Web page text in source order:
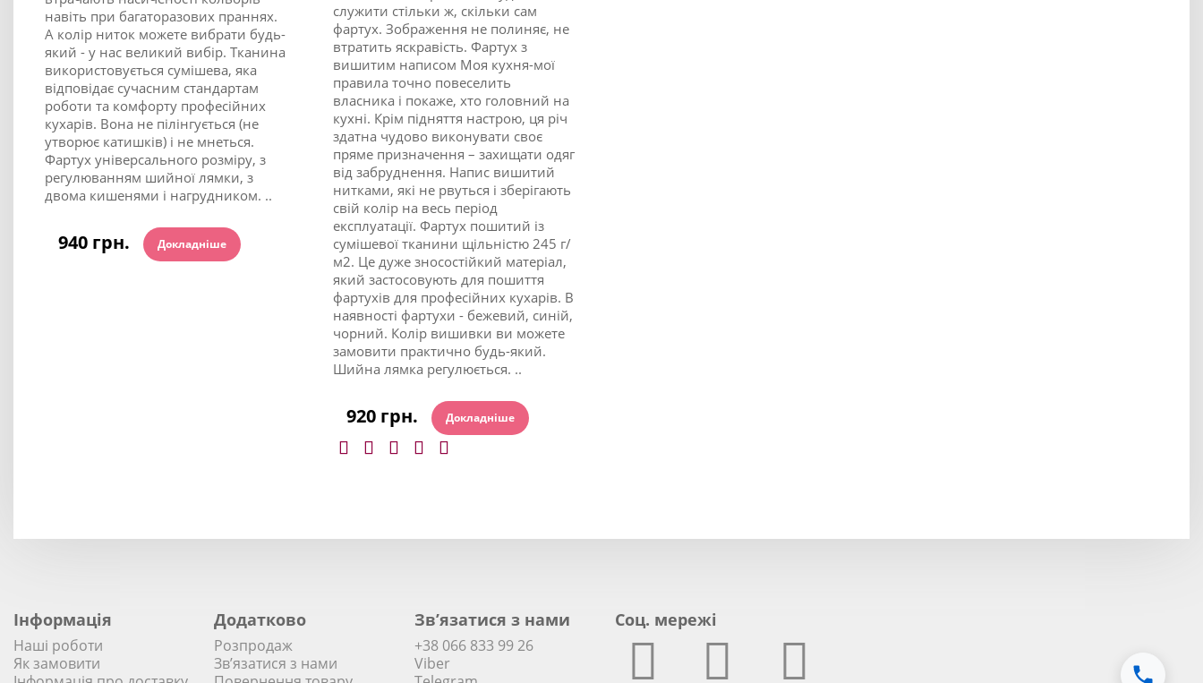
навіть при багаторазових праннях.
А колір ниток можете вибрати будь-
який - у нас великий вибір. Тканина
використовується сумішева, яка
відповідає сучасним стандартам
роботи та комфорту професійних
кухарів. Вона не пілінгується (не
утворює катишків) і не мнеться.
Фартух універсального розміру, з
регулюванням шийної лямки, з
двома кишенями і нагрудником. ..
940 грн. Докладніше
служити стільки ж, скільки сам
фартух. Зображення не полиняє, не
втратить яскравість. Фартух з
вишитим написом Моя кухня-мої
правила точно повеселить
власника і покаже, хто головний на
кухні. Крім підняття настрою, ця річ
здатна чудово виконувати своє
пряме призначення – захищати одяг
від забруднення. Напис вишитий
нитками, які не рвуться і зберігають
свій колір на весь період
експлуатації. Фартух пошитий із
сумішевої тканини щільністю 245 г/
м2. Це дуже зносостійкий матеріал,
який застосовують для пошиття
фартухів для професійних кухарів. В
наявності фартухи - бежевий, синій,
чорний. Колір вишивки ви можете
замовити практично будь-який.
Шийна лямка регулюється. ..
920 грн. Докладніше
Інформація
Наші роботи
Як замовити
Додатково
Розпродаж
Зв’язатися з нами
Зв’язатися з нами
+38 066 833 99 26
Viber
Соц. мережi